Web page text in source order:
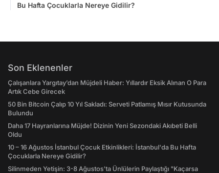
Bu Hafta Çocuklarla Nereye Gidilir?
Son Eklenenler
Çalışanlara Yargıtay’dan Müjdeli Haber: Yıllardır Eksik Alınan O Para
Artık Cebe Girecek
50 Bin Bitcoin Çalıp 10 Yıl Sakladı: Serveti Patlamış Mısır Kutusunda
Bulundu
Daha 17 Hayranlarına Müjde! Dizinin Yeni Sezondaki Akıbeti Belli
Oldu
10 – 16 Ağustos İstanbul Çocuk Etkinlikleri: İstanbul'da Bu Hafta
Çocuklarla Nereye Gidilir?
Silinmeden Yetişin: 3-8 Ağustos'ta Ünlülerin Paylaştığı "Kaçarsa